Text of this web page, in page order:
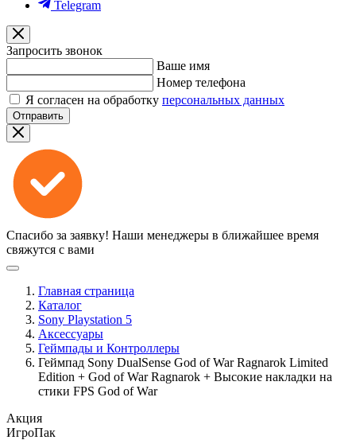
Telegram
Запросить звонок
Ваше имя
Номер телефона
Я согласен на обработку персональных данных
Отправить
Спасибо за заявку! Наши менеджеры в ближайшее время
свяжутся с вами
Главная страница
Каталог
Sony Playstation 5
Аксессуары
Геймпады и Контроллеры
Геймпад Sony DualSense God of War Ragnarok Limited
Edition + God of War Ragnarok + Высокие накладки на
стики FPS God of War
Акция
ИгроПак